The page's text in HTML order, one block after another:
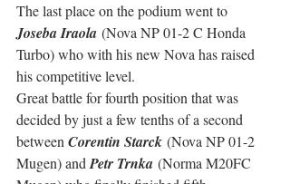
The last place on the podium went to
Joseba Iraola (Nova NP 01-2 C Honda
Turbo) who with his new Nova has raised
his competitive level.
Great battle for fourth position that was
decided by just a few tenths of a second
between Corentin Starck (Nova NP 01-2
Mugen) and Petr Trnka (Norma M20FC